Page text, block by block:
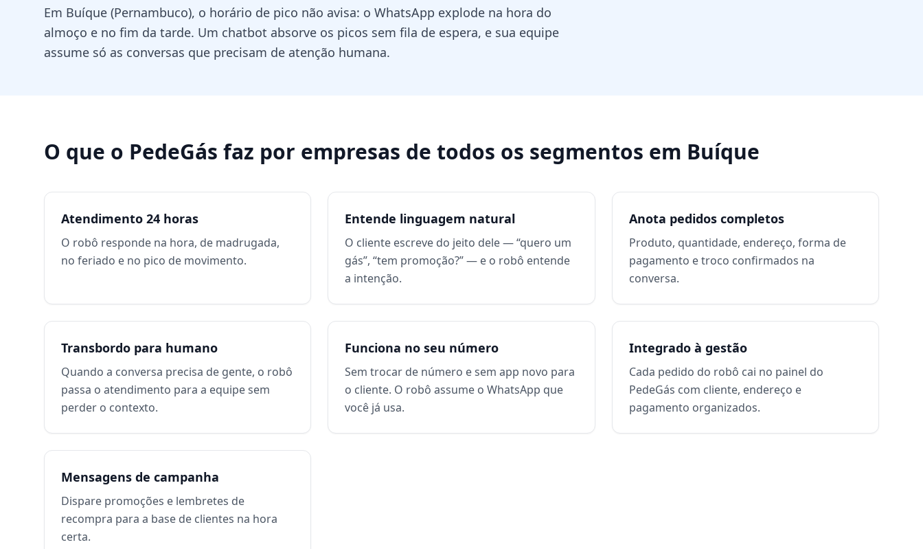
Em Buíque (Pernambuco), o horário de pico não avisa: o WhatsApp explode na hora do
almoço e no fim da tarde. Um chatbot absorve os picos sem fila de espera, e sua equipe
assume só as conversas que precisam de atenção humana.
O que o PedeGás faz por empresas de todos os segmentos em Buíque
Atendimento 24 horas
O robô responde na hora, de madrugada,
no feriado e no pico de movimento.
Entende linguagem natural
O cliente escreve do jeito dele — “quero um
gás”, “tem promoção?” — e o robô entende
a intenção.
Anota pedidos completos
Produto, quantidade, endereço, forma de
pagamento e troco confirmados na
conversa.
Transbordo para humano
Quando a conversa precisa de gente, o robô
passa o atendimento para a equipe sem
perder o contexto.
Funciona no seu número
Sem trocar de número e sem app novo para
o cliente. O robô assume o WhatsApp que
você já usa.
Integrado à gestão
Cada pedido do robô cai no painel do
PedeGás com cliente, endereço e
pagamento organizados.
Mensagens de campanha
Dispare promoções e lembretes de
recompra para a base de clientes na hora
certa.